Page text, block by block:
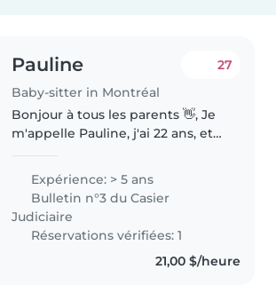
Pauline
Baby-sitter in Montréal
27
Bonjour à tous les parents 👋, Je
m'appelle Pauline, j'ai 22 ans, et
l'accompagnement des enfants
depuis de nombreuses années.
Je propose mes services de
garde..
Expérience: > 5 ans
Bulletin n°3 du Casier
Judiciaire
Réservations vérifiées: 1
21,00 $/heure